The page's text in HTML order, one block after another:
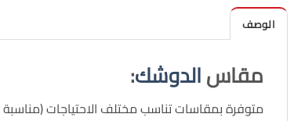
الوصف
مقاسالدوشك:
متوفرة بمقاسات تناسب مختلف الاحتياجات (مناسبة